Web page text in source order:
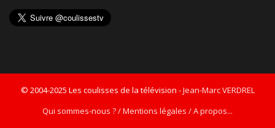
© 2004-2025 Les coulisses de la télévision -Jean-Marc VERDREL
Qui sommes-nous ? / Mentions légales / A propos...